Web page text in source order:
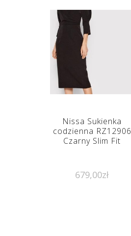
Nissa Sukienka
codzienna RZ12906
Czarny Slim Fit
679,00zł